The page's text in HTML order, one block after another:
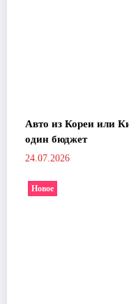
Авто из Кореи или
один бюджет
24.07.2026
Новое